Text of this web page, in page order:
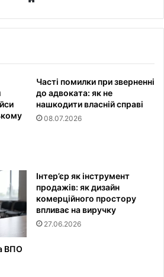
Часті помилки при зверненні
до адвоката: як не
нашкодити власній справі
08.07.2026
ВПО
Інтер’єр як інструмент
продажів: як дизайн
комерційного простору
впливає на виручку
27.06.2026